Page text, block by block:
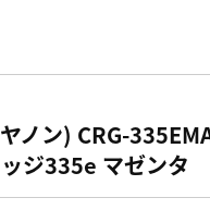
ノン) CRG-
ジ335e マゼンタ